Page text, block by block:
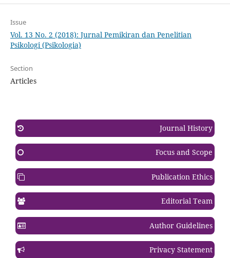
Issue
Vol. 13 No. 2 (2018): Jurnal Pemikiran dan Penelitian
Psikologi (Psikologia)
Section
Articles
Journal History
Focus and Scope
Publication Ethics
Editorial Team
Author Guidelines
Privacy Statement